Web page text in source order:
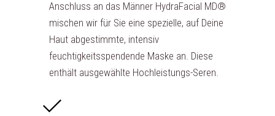
Anschluss an das Männer HydraFacial MD®
mischen wir für Sie eine spezielle, auf Deine
Haut abgestimmte, intensiv
feuchtigkeitsspendende Maske an. Diese
enthält ausgewählte Hochleistungs-Seren.